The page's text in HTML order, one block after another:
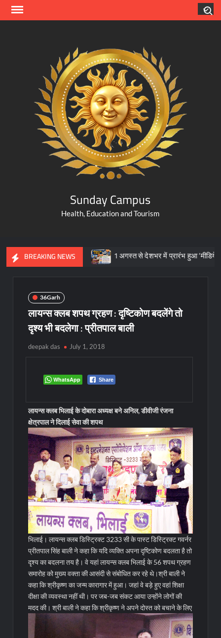
Skip
Sunday Campus
Health, Education and Tourism
BREAKING NEWS
का प्रतीक 1 अगस्त से देशभर में प्रारंभ हुआ ’मीडियेशन फॉर दि नेशन
36Garh
लायन्स क्लब शपथ ग्रहण : दृष्टिकोण बदलेंगे तो
दृश्य भी बदलेगा : प्रीतपाल बाली
deepak das July 1, 2018
WhatsApp Share
लायन्स क्लब भिलाई के दोबारा अध्यक्ष बने अनिल, डीवीजी रंजना
क्षेत्रपाल ने दिलाई सेवा की शपथ
भिलाई। लायन्स क्लब डिस्ट्रिक्ट 3233 सी के पास्ट डिस्ट्रिक्ट गवर्नर
प्रीतपाल सिंह बाली ने कहा कि यदि व्यक्ति अपना दृष्टिकोण बदलता है तो
दृश्य का बदलना तय है। वे यहां लायन्स क्लब भिलाई के 56 शपथ ग्रहण
समारोह को मुख्य वक्ता की आसंदी से संबोधित कर रहे थे।श्री बाली ने
कहा कि श्रीकृष्ण का जन्म कारागार में हुआ। जहां वे बड़े हुए वहां शिक्षा
दीक्षा की व्यवस्था नहीं थी। पर जब-जब संकट आया उन्होंने लोगों की
मदद की।श्री बाली ने कहा कि श्रीकृष्ण ने अपने दोस्त को बचाने के लिए